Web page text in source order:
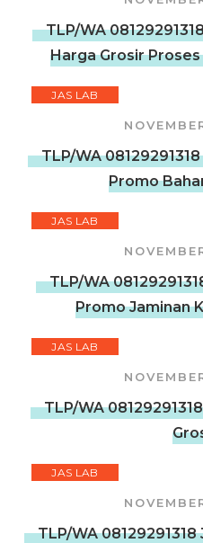
TLP/WA
Harga Grosir
JAS LAB
TLP/WA
Promo
JAS LAB
TLP/WA
Promo Jaminan
JAS LAB
TLP/WA
JAS LAB
TLP/WA